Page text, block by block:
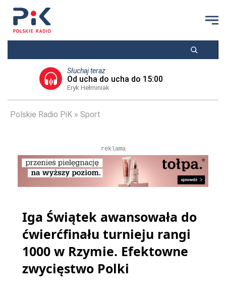
Słuchaj teraz
Od ucha do ucha do 15:00
Eryk Hełminiak
Polskie Radio PiK Sport
reklama
Iga Świątek awansowała do
ćwierćfinału turnieju rangi
1000 w Rzymie. Efektowne
zwycięstwo Polki